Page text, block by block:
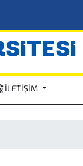
İLETİŞİM